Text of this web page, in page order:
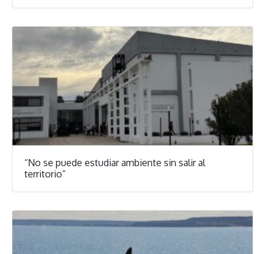
“No se puede estudiar ambiente sin salir al
territorio”